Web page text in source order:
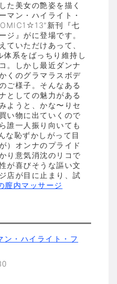
た美女の艶姿を描く
マン・ハイライト・
新刊『七
ジ』がに登場です。
ていただけあって、
系をばっちり維持し
。しかし最近ダンナ
くのグラマラスボデ
ご様子。そんなある
としての魅力がある
ようと、かな〜りセ
い物に出ていくので
誰一人振り向いても
な恥ずかしがって目
）オンナのプライド
り意気消沈のリコで
が喜びそうな謳い文
店が目に止まり、試
膣内マッサージ
ン・ハイライト・フ